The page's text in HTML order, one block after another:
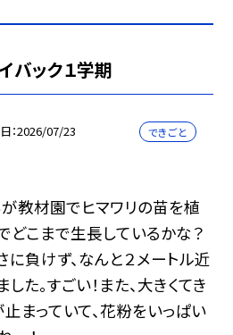
バック１学期
2026/07/23 できごと
教材園でヒマワリの苗を植
どこまで生長しているかな？
に負けず、なんと２メートル近
た。すごい！また、大きくてき
まっていて、花粉をいっぱい